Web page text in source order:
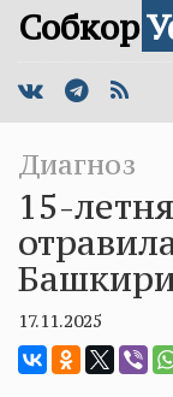
Собкор
Диагноз
15-
17.11.2025